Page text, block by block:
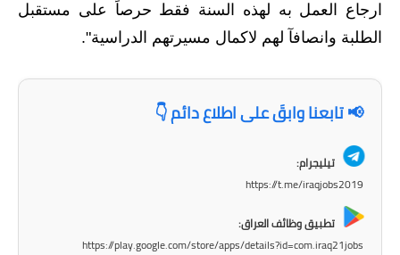
المرحلة المتوسطة
ملازم دراسية
ارجاع العمل به لهذه السنة فقط حرصاً على مستقبل
الطلبة وانصافآ لهم لاكمال مسيرتهم الدراسية".
📢 تابعنا وابقَ على اطلاع دائم 👇
تيليجرام:
https://t.me/iraqjobs2019
تطبيق وظائف العراق:
https://play.google.com/store/apps/details?id=com.iraq21jobs